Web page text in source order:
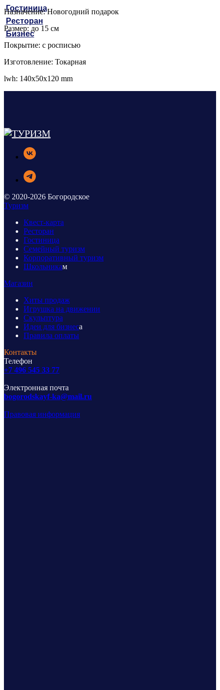
Гостиница
Ресторан
Бизнес
Назначение: Новогодний подарок
Размер: до 15 см
Покрытие: с росписью
Изготовление: Токарная
lwh: 140x50x120 mm
© 2020-2026 Богородское
Туризм
Квест-карта
Ресторан
Гостиница
Семейный туризм
Корпоративный туризм
Школьникам
Магазин
Хиты продаж
Игрушка на движении
Скульптура
Идеи для бизнеса
Правила оплаты
Контакты
Телефон
+7 496 545 33 77
Электронная почта
bogorodskayf-ka@mail.ru
Правовая информация